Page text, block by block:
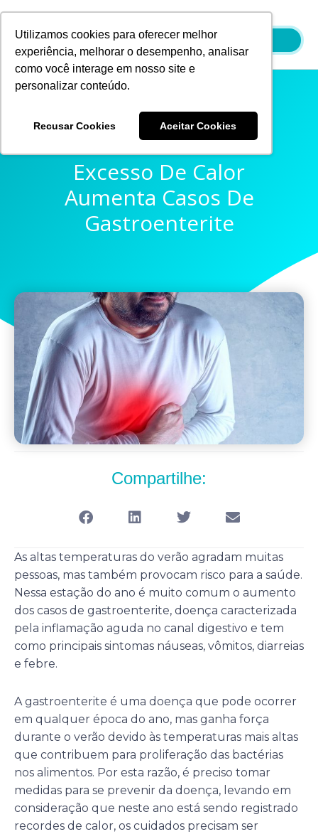
Utilizamos cookies para oferecer melhor
experiência, melhorar o desempenho, analisar
como você interage em nosso site e
personalizar conteúdo.
Recusar Cookies Aceitar Cookies
conteúdo
Cuidados No Verão:
Excesso De Calor
Aumenta Casos De
Gastroenterite
Compartilhe:
As altas temperaturas do verão agradam muitas
pessoas, mas também provocam risco para a saúde.
Nessa estação do ano é muito comum o aumento
dos casos de gastroenterite, doença caracterizada
pela inflamação aguda no canal digestivo e tem
como principais sintomas náuseas, vômitos, diarreias
e febre.
A gastroenterite é uma doença que pode ocorrer
em qualquer época do ano, mas ganha força
durante o verão devido às temperaturas mais altas
que contribuem para proliferação das bactérias
nos alimentos. Por esta razão, é preciso tomar
medidas para se prevenir da doença, levando em
consideração que neste ano está sendo registrado
recordes de calor, os cuidados precisam ser